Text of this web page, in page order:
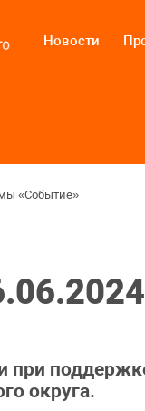
Новости
«Событие»
при
округа.